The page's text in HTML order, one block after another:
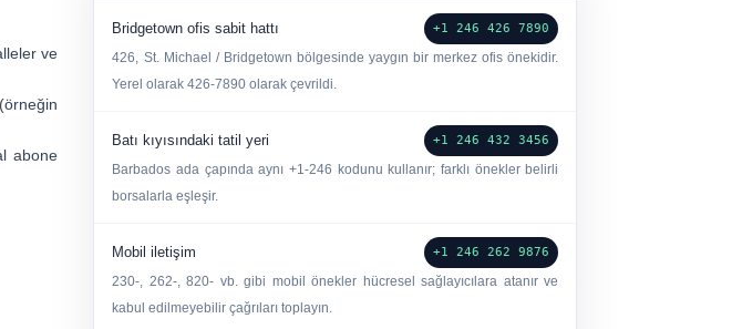
ve
abone
Bridgetown ofis sabit hattı +1 246 426 7890
426, St. Michael / Bridgetown bölgesinde yaygın bir merkez ofis önekidir.
Yerel olarak 426-7890 olarak çevrildi.
Batı kıyısındaki tatil yeri +1 246 432 3456
Barbados ada çapında aynı +1-246 kodunu kullanır; farklı önekler belirli
borsalarla eşleşir.
Mobil iletişim +1 246 262 9876
230-, 262-, 820- vb. gibi mobil önekler hücresel sağlayıcılara atanır ve
kabul edilmeyebilir çağrıları toplayın.